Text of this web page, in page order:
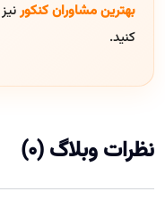
بهترین مشاوران کنکور
کنید.
نظرات وبلاگ (0)